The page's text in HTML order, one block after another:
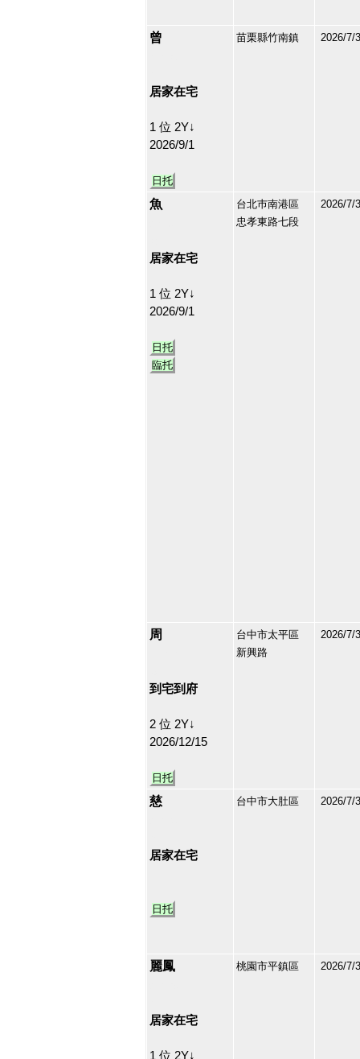
曾
居家在宅
1 位 2Y↓
2026/9/1
日托
苗栗縣竹南鎮 2026/7/
魚
居家在宅
1 位 2Y↓
2026/9/1
日托
臨托
台北巿南港區
忠孝東路七段
2026/7/
周
到宅到府
2 位 2Y↓
2026/12/15
日托
台中市太平區
新興路
2026/7/
慈
居家在宅
日托
台中市大肚區 2026/7/
麗鳳
居家在宅
1 位 2Y↓
桃園市平鎮區 2026/7/